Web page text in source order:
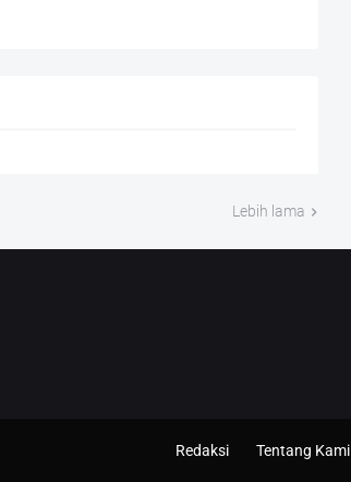
Lebih lama
Redaksi Tentang Kami